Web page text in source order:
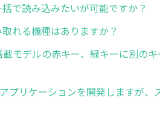
で読み込みたいが可能ですか？
れる機種はありますか？
モデルの赤キー、緑キーに別の
プリケーションを開発しますが、